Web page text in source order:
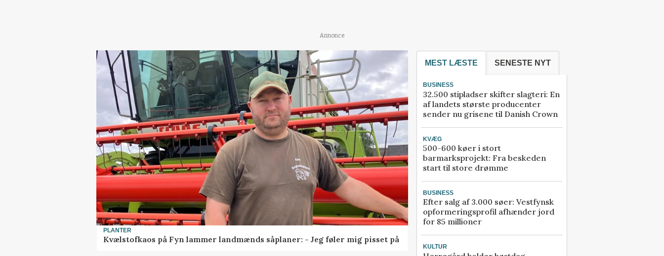
Annonce
PLANTER
Kvælstofkaos på Fyn lammer landmænds såplaner: - Jeg føler mig pisset på
MEST LÆSTE SENESTE NYT
BUSINESS
32.500 stipladser skifter slagteri: En
af landets største producenter
sender nu grisene til Danish Crown
KVÆG
500-600 køer i stort
barmarksprojekt: Fra beskeden
start til store drømme
BUSINESS
Efter salg af 3.000 søer: Vestfynsk
opformeringsprofil afhænder jord
for 85 millioner
KULTUR